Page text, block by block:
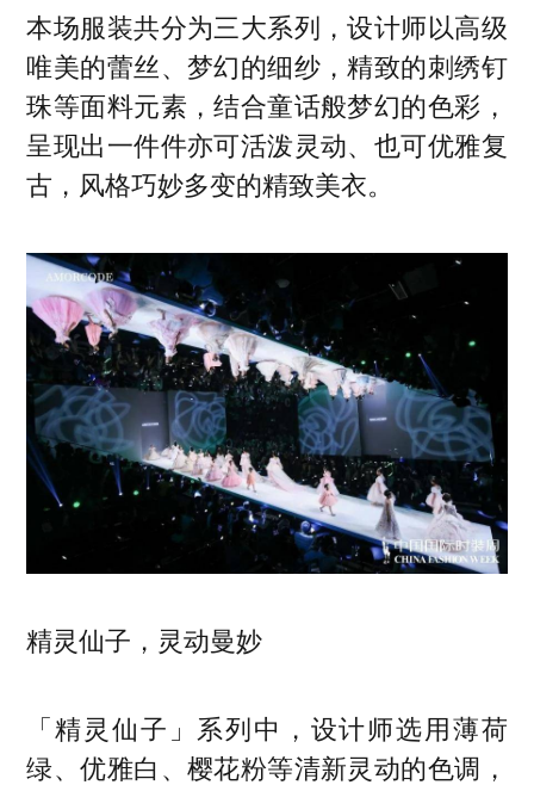
本场服装共分为三大系列，设计师以高级
唯美的蕾丝、梦幻的细纱，精致的刺绣钉
珠等面料元素，结合童话般梦幻的色彩，
呈现出一件件亦可活泼灵动、也可优雅复
古，风格巧妙多变的精致美衣。
精灵仙子，灵动曼妙
「精灵仙子」系列中，设计师选用薄荷
绿、优雅白、樱花粉等清新灵动的色调，